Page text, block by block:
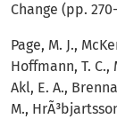
Change (pp.
Page, M. J.,
Hoffmann, T. C.,
Akl, E. A.,
M.,